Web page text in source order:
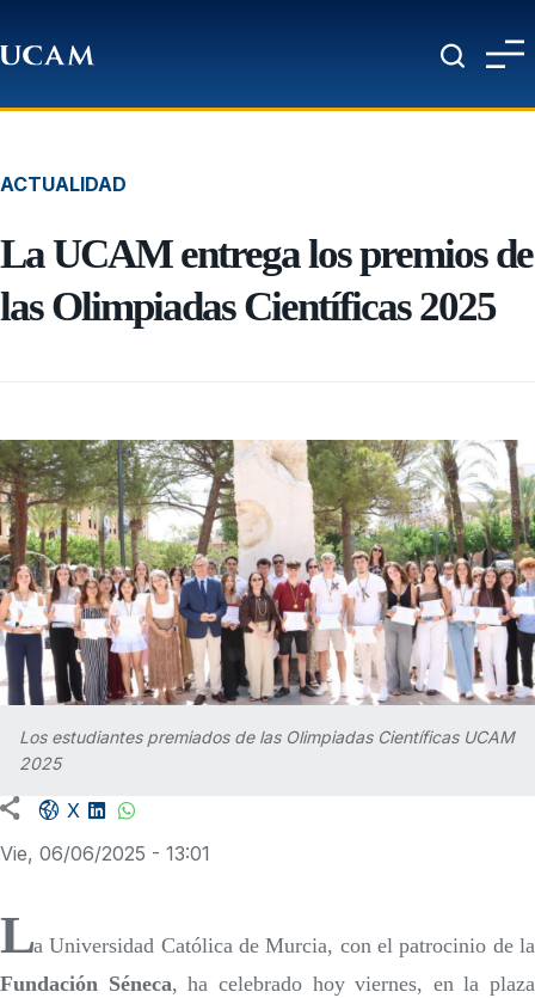
ACTUALIDAD
La UCAM entrega los premios de
las Olimpiadas Científicas 2025
Los estudiantes premiados de las Olimpiadas Científicas UCAM
2025
Facebook share
X LinkedIn
Vie, 06/06/2025 - 13:01
La Universidad Católica de Murcia, con el patrocinio de la
Fundación Séneca, ha celebrado hoy viernes, en la plaza